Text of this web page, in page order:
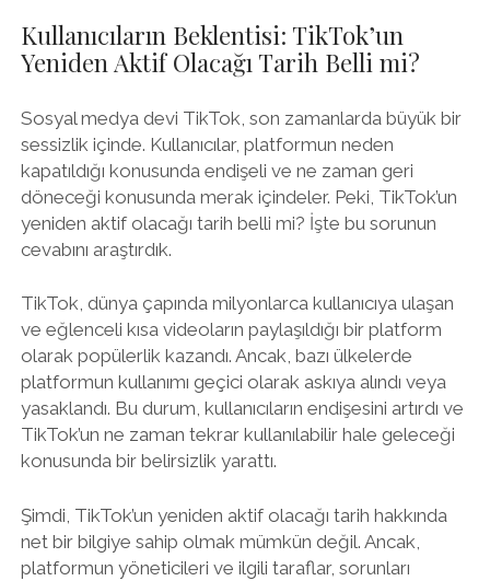
Kullanıcıların Beklentisi: TikTok’un
Yeniden Aktif Olacağı Tarih Belli mi?
Sosyal medya devi TikTok, son zamanlarda büyük bir
sessizlik içinde. Kullanıcılar, platformun neden
kapatıldığı konusunda endişeli ve ne zaman geri
döneceği konusunda merak içindeler. Peki, TikTok’un
yeniden aktif olacağı tarih belli mi? İşte bu sorunun
cevabını araştırdık.
TikTok, dünya çapında milyonlarca kullanıcıya ulaşan
ve eğlenceli kısa videoların paylaşıldığı bir platform
olarak popülerlik kazandı. Ancak, bazı ülkelerde
platformun kullanımı geçici olarak askıya alındı veya
yasaklandı. Bu durum, kullanıcıların endişesini artırdı ve
TikTok’un ne zaman tekrar kullanılabilir hale geleceği
konusunda bir belirsizlik yarattı.
Şimdi, TikTok’un yeniden aktif olacağı tarih hakkında
net bir bilgiye sahip olmak mümkün değil. Ancak,
platformun yöneticileri ve ilgili taraflar, sorunları